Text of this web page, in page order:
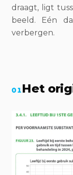
draagt, ligt
beeld. Eén
verbergen.
01Het